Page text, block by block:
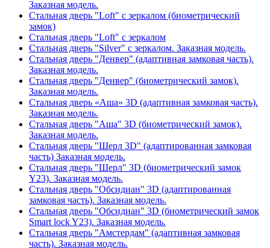
Заказная модель.
Стальная дверь "Loft" с зеркалом (биометрический
замок)
Стальная дверь "Loft" с зеркалом
Стальная дверь "Silver" с зеркалом. Заказная модель.
Стальная дверь "Денвер" (адаптивная замковая часть).
Заказная модель.
Стальная дверь "Денвер" (биометрический замок).
Заказная модель.
Стальная дверь «Аша» 3D (адаптивная замковая часть).
Заказная модель.
Стальная дверь "Аша" 3D (биометрический замок).
Заказная модель.
Стальная дверь "Шерл 3D" (адаптированная замковая
часть) Заказная модель.
Стальная дверь "Шерл" 3D (биометрический замок
Y23). Заказная модель.
Стальная дверь "Обсидиан" 3D (адаптированная
замковая часть). Заказная модель.
Стальная дверь "Обсидиан" 3D (биометрический замок
Smart lock Y23). Заказная модель.
Стальная дверь "Амстердам" (адаптивная замковая
часть). Заказная модель.